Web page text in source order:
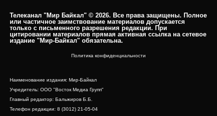
Телеканал "Мир Байкал" © 2026. Все права защищены. Полное
или частичное заимствование материалов допускается
только с письменного разрешения редакции. При
цитировании материалов прямая активная ссылка на сетевое
издание "Мир-Байкал" обязательна.​
Политика конфиденциальности
Наименование издания: Мир-Байкал
Учредитель: ООО "Восток Медиа Групп"
Главный редактор: Бальжиров Б.Б.
Телефон редакции: 8 (3012) 21-05-04